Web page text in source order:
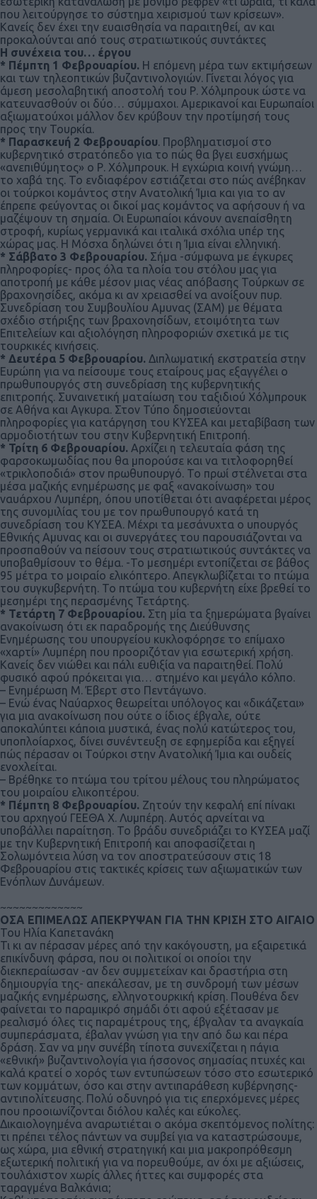
που λειτούργησε το σύστημα χειρισμού των κρίσεων».
Κανείς δεν έχει την ευαισθησία να παραιτηθεί, αν και
προκαλούνται από τους στρατιωτικούς συντάκτες
Η συνέχεια του… έργου
* Πέμπτη 1 Φεβρουαρίου. Η επόμενη μέρα των εκτιμήσεων
και των τηλεοπτικών βυζαντινολογιών. Γίνεται λόγος για
άμεση μεσολαβητική αποστολή του Ρ. Χόλμπρουκ ώστε να
κατευνασθούν οι δύο… σύμμαχοι. Αμερικανοί και Ευρωπαίοι
αξιωματούχοι μάλλον δεν κρύβουν την προτίμησή τους
προς την Τουρκία.
* Παρασκευή 2 Φεβρουαρίου. Προβληματισμοί στο
κυβερνητικό στρατόπεδο για το πώς θα βγει ευσχήμως
«ανεπιθύμητος» ο Ρ. Χόλμπρουκ. Η εγχώρια κοινή γνώμη…
το χαβά της. Το ενδιαφέρον εστιάζεται στο πώς ανέβηκαν
οι τούρκοι κομάντος στην Ανατολική Ίμια και για το αν
έπρεπε φεύγοντας οι δικοί μας κομάντος να αφήσουν ή να
μαζέψουν τη σημαία. Οι Ευρωπαίοι κάνουν ανεπαίσθητη
στροφή, κυρίως γερμανικά και ιταλικά σχόλια υπέρ της
χώρας μας. Η Μόσχα δηλώνει ότι η Ίμια είναι ελληνική.
* Σάββατο 3 Φεβρουαρίου. Σήμα -σύμφωνα με έγκυρες
πληροφορίες- προς όλα τα πλοία του στόλου μας για
αποτροπή με κάθε μέσον μιας νέας απόβασης Τούρκων σε
βραχονησίδες, ακόμα κι αν χρειασθεί να ανοίξουν πυρ.
Συνεδρίαση του Συμβουλίου Αμυνας (ΣΑΜ) με θέματα
σχέδιο στήριξης των βραχονησίδων, ετοιμότητα των
Επιτελείων και αξιολόγηση πληροφοριών σχετικά με τις
τουρκικές κινήσεις.
* Δευτέρα 5 Φεβρουαρίου. Διπλωματική εκστρατεία στην
Ευρώπη για να πείσουμε τους εταίρους μας εξαγγέλει ο
πρωθυπουργός στη συνεδρίαση της κυβερνητικής
επιτροπής. Συναινετική ματαίωση του ταξιδιού Χόλμπρουκ
σε Αθήνα και Αγκυρα. Στον Τύπο δημοσιεύονται
πληροφορίες για κατάργηση του ΚΥΣΕΑ και μεταβίβαση των
αρμοδιοτήτων του στην Κυβερνητική Επιτροπή.
* Τρίτη 6 Φεβρουαρίου. Αρχίζει η τελευταία φάση της
φαρσοκωμωδίας που θα μπορούσε και να τιτλοφορηθεί
«τρικλοποδιά» στον πρωθυπουργό. Το πρωί στέλνεται στα
μέσα μαζικής ενημέρωσης με φαξ «ανακοίνωση» του
ναυάρχου Λυμπέρη, όπου υποτίθεται ότι αναφέρεται μέρος
της συνομιλίας του με τον πρωθυπουργό κατά τη
συνεδρίαση του ΚΥΣΕΑ. Μέχρι τα μεσάνυχτα ο υπουργός
Εθνικής Αμυνας και οι συνεργάτες του παρουσιάζονται να
προσπαθούν να πείσουν τους στρατιωτικούς συντάκτες να
υποβαθμίσουν το θέμα. -Το μεσημέρι εντοπίζεται σε βάθος
95 μέτρα το μοιραίο ελικόπτερο. Απεγκλωβίζεται το πτώμα
του συγκυβερνήτη. Το πτώμα του κυβερνήτη είχε βρεθεί το
μεσημέρι της περασμένης Τετάρτης.
* Τετάρτη 7 Φεβρουαρίου. Στη μία τα ξημερώματα βγαίνει
ανακοίνωση ότι εκ παραδρομής της Διεύθυνσης
Ενημέρωσης του υπουργείου κυκλοφόρησε το επίμαχο
«χαρτί» Λυμπέρη που προοριζόταν για εσωτερική χρήση.
Κανείς δεν νιώθει και πάλι ευθιξία να παραιτηθεί. Πολύ
φυσικό αφού πρόκειται για… στημένο και μεγάλο κόλπο.
– Ενημέρωση Μ. Έβερτ στο Πεντάγωνο.
– Ενώ ένας Ναύαρχος θεωρείται υπόλογος και «δικάζεται»
για μια ανακοίνωση που ούτε ο ίδιος έβγαλε, ούτε
αποκαλύπτει κάποια μυστικά, ένας πολύ κατώτερος του,
υποπλοίαρχος, δίνει συνέντευξη σε εφημερίδα και εξηγεί
πώς πέρασαν οι Τούρκοι στην Ανατολική Ίμια και ουδείς
ενοχλείται.
– Βρέθηκε το πτώμα του τρίτου μέλους του πληρώματος
του μοιραίου ελικοπτέρου.
* Πέμπτη 8 Φεβρουαρίου. Ζητούν την κεφαλή επί πίνακι
του αρχηγού ΓΕΕΘΑ Χ. Λυμπέρη. Αυτός αρνείται να
υποβάλλει παραίτηση. Το βράδυ συνεδριάζει το ΚΥΣΕΑ μαζί
με την Κυβερνητική Επιτροπή και αποφασίζεται η
Σολωμόντεια λύση να τον αποστρατεύσουν στις 18
Φεβρουαρίου στις τακτικές κρίσεις των αξιωματικών των
Ενόπλων Δυνάμεων.
~~~~~~~~~~~~~
ΟΣΑ ΕΠΙΜΕΛΩΣ ΑΠΕΚΡΥΨΑΝ ΓΙΑ ΤΗΝ ΚΡΙΣΗ ΣΤΟ ΑΙΓΑΙΟ
Του Ηλία Καπετανάκη
Τι κι αν πέρασαν μέρες από την κακόγουστη, μα εξαιρετικά
επικίνδυνη φάρσα, που οι πολιτικοί οι οποίοι την
διεκπεραίωσαν -αν δεν συμμετείχαν και δραστήρια στη
δημιουργία της- απεκάλεσαν, με τη συνδρομή των μέσων
μαζικής ενημέρωσης, ελληνοτουρκική κρίση. Πουθένα δεν
φαίνεται το παραμικρό σημάδι ότι αφού εξέτασαν με
ρεαλισμό όλες τις παραμέτρους της, έβγαλαν τα αναγκαία
συμπεράσματα, έβαλαν γνώση για την από δω και πέρα
δράση. Σαν να μην συνέβη τίποτα συνεχίζεται η πάγια
«εθνική» βυζαντινολογία για ήσσονος σημασίας πτυχές και
καλά κρατεί ο χορός των εντυπώσεων τόσο στο εσωτερικό
των κομμάτων, όσο και στην αντιπαράθεση κυβέρνησης-
αντιπολίτευσης. Πολύ οδυνηρό για τις επερχόμενες μέρες
που προοιωνίζονται διόλου καλές και εύκολες.
Δικαιολογημένα αναρωτιέται ο ακόμα σκεπτόμενος πολίτης:
τι πρέπει τέλος πάντων να συμβεί για να καταστρώσουμε,
ως χώρα, μια εθνική στρατηγική και μια μακροπρόθεσμη
εξωτερική πολιτική για να πορευθούμε, αν όχι με αξιώσεις,
τουλάχιστον χωρίς άλλες ήττες και συμφορές στα
ταραγμένα Βαλκάνια;